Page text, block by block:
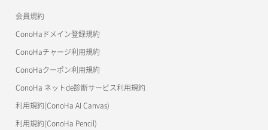
美雲このは徹底ガイド
会員規約
ConoHaドメイン登録規約
ConoHaチャージ利用規約
ConoHaクーポン利用規約
ConoHa ネットde診断サービス利用規約
利用規約(ConoHa AI Canvas)
利用規約(ConoHa Pencil)